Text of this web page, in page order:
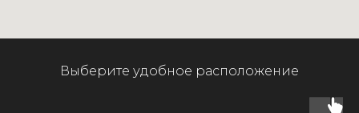
Выберите удобное расположение